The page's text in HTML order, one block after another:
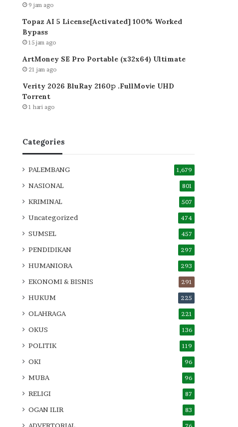
9 jam ago
Topaz AI 5 License[Activated] 100% Worked
Bypass
15 jam ago
ArtMoney SE Pro Portable (x32x64) Ultimate
21 jam ago
Verity 2026 BluRay 2160𝚙 .FullMov𝗂e UHD
Torrent
1 hari ago
Categories
PALEMBANG 1,679
NASIONAL 801
KRIMINAL 507
Uncategorized 474
SUMSEL 457
PENDIDIKAN 297
HUMANIORA 293
EKONOMI & BISNIS 291
HUKUM 225
OLAHRAGA 221
OKUS 136
POLITIK 119
OKI 96
MUBA 96
RELIGI 87
OGAN ILIR 83